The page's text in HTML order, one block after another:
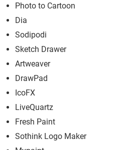
Photo to Cartoon
Dia
Sodipodi
Sketch Drawer
Artweaver
DrawPad
IcoFX
LiveQuartz
Fresh Paint
Sothink Logo Maker